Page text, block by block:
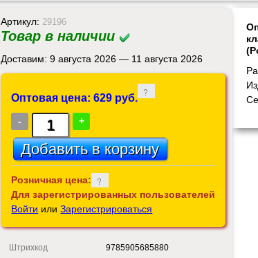
Артикул: 29196
Товар в наличии
Доставим: 9 августа 2026 — 11 августа 2026
Оптовая цена: 629 руб.
- +
Розничная цена:
Для зарегистрированных пользователей
Войти илиЗарегистрироваться
Штрихкод
9785905685880